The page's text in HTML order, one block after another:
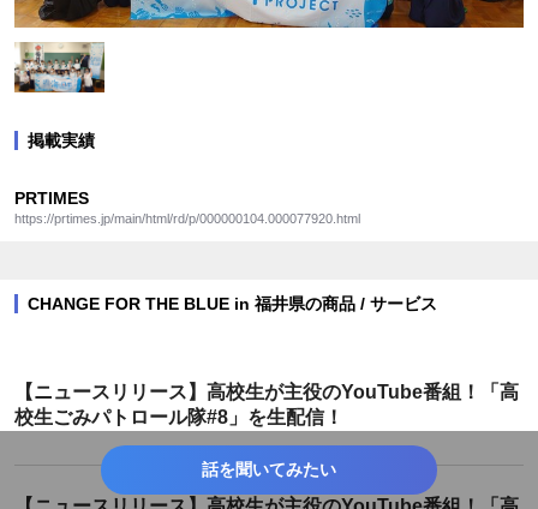
掲載実績
PRTIMES
https://prtimes.jp/main/html/rd/p/000000104.000077920.html
CHANGE FOR THE BLUE in 福井県の商品 / サービス
【ニュースリリース】高校生が主役のYouTube番組！「高
校生ごみパトロール隊#8」を生配信！
話を聞いてみたい